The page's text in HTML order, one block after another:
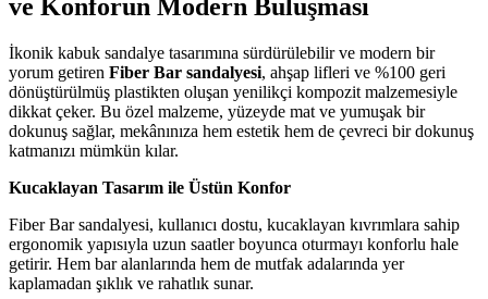
ve Konforun Modern Buluşması
İkonik kabuk sandalye tasarımına sürdürülebilir ve modern bir
yorum getiren Fiber Bar sandalyesi, ahşap lifleri ve %100 geri
dönüştürülmüş plastikten oluşan yenilikçi kompozit malzemesiyle
dikkat çeker. Bu özel malzeme, yüzeyde mat ve yumuşak bir
dokunuş sağlar, mekânınıza hem estetik hem de çevreci bir dokunuş
katmanızı mümkün kılar.
Kucaklayan Tasarım ile Üstün Konfor
Fiber Bar sandalyesi, kullanıcı dostu, kucaklayan kıvrımlara sahip
ergonomik yapısıyla uzun saatler boyunca oturmayı konforlu hale
getirir. Hem bar alanlarında hem de mutfak adalarında yer
kaplamadan şıklık ve rahatlık sunar.